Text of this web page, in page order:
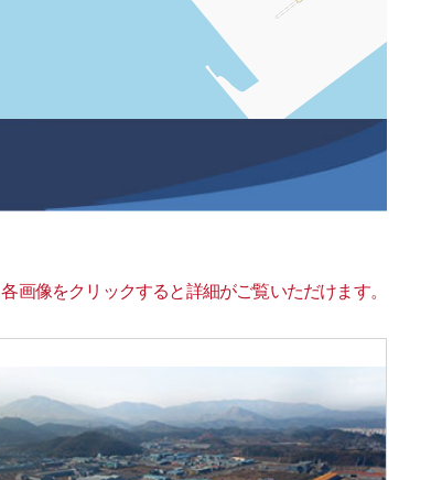
各画像をクリックすると詳細がご覧いただけます。